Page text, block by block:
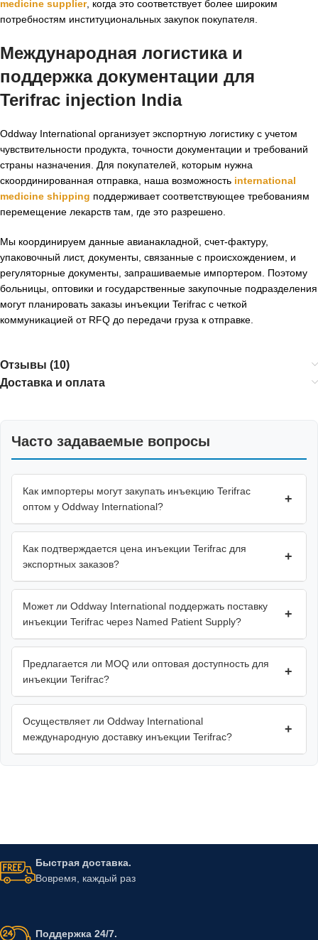
medicine supplier, когда это соответствует более широким
потребностям институциональных закупок покупателя.
Международная логистика и
поддержка документации для
Terifrac injection India
Oddway International организует экспортную логистику с учетом
чувствительности продукта, точности документации и требований
страны назначения. Для покупателей, которым нужна
скоординированная отправка, наша возможность international
medicine shipping поддерживает соответствующее требованиям
перемещение лекарств там, где это разрешено.
Мы координируем данные авианакладной, счет-фактуру,
упаковочный лист, документы, связанные с происхождением, и
регуляторные документы, запрашиваемые импортером. Поэтому
больницы, оптовики и государственные закупочные подразделения
могут планировать заказы инъекции Terifrac с четкой
коммуникацией от RFQ до передачи груза к отправке.
Отзывы (10)
Доставка и оплата
Часто задаваемые вопросы
Как импортеры могут закупать инъекцию Terifrac
оптом у Oddway International?
+
Как подтверждается цена инъекции Terifrac для
экспортных заказов?
+
Может ли Oddway International поддержать поставку
инъекции Terifrac через Named Patient Supply?
+
Предлагается ли MOQ или оптовая доступность для
инъекции Terifrac?
+
Осуществляет ли Oddway International
международную доставку инъекции Terifrac?
+
Быстрая доставка.
Вовремя, каждый раз
Поддержка 24/7.